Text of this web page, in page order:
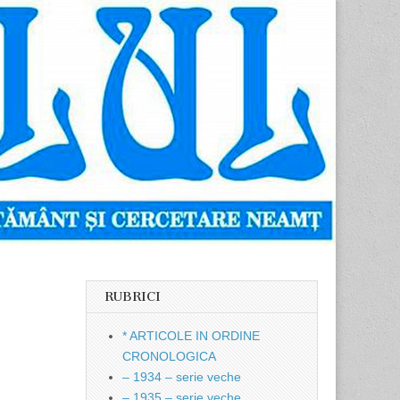
RUBRICI
* ARTICOLE IN ORDINE
CRONOLOGICA
– 1934 – serie veche